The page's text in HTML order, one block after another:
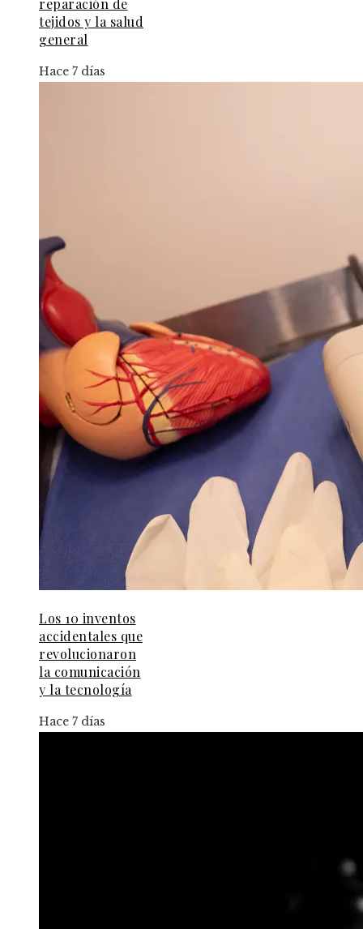
reparación de
tejidos y la salud
general
Hace 7 días
Los 10 inventos
accidentales que
revolucionaron
la comunicación
y la tecnología
Hace 7 días